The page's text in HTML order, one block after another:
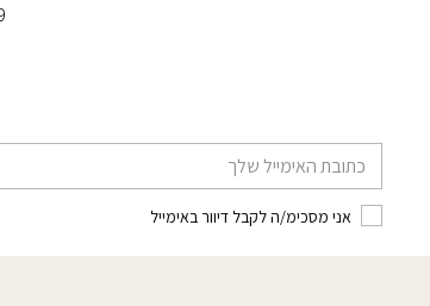
אני מסכימ/ה לקבל דיוור באימייל